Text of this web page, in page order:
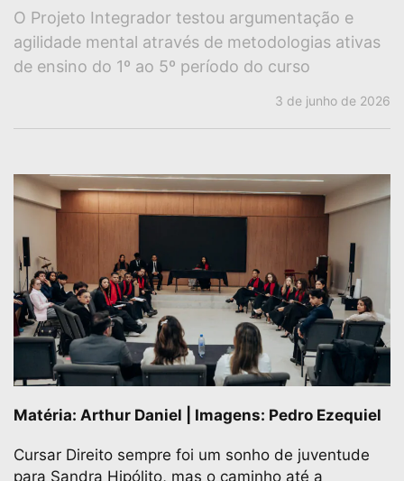
O Projeto Integrador testou argumentação e
agilidade mental através de metodologias ativas
de ensino do 1º ao 5º período do curso
3 de junho de 2026
Matéria: Arthur Daniel | Imagens: Pedro Ezequiel
Cursar Direito sempre foi um sonho de juventude
para Sandra Hipólito, mas o caminho até a